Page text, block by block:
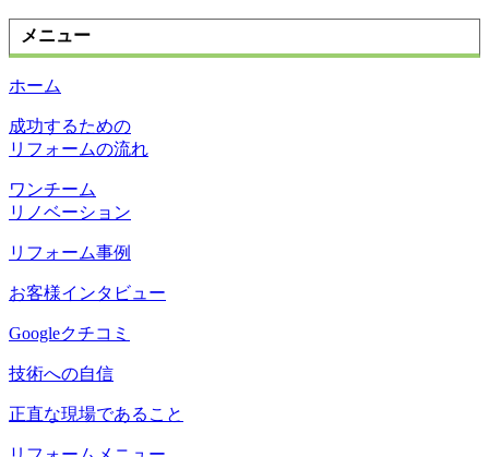
メニュー
ホーム
成功するための
リフォームの流れ
ワンチーム
リノベーション
リフォーム事例
お客様インタビュー
Googleクチコミ
技術への自信
正直な現場であること